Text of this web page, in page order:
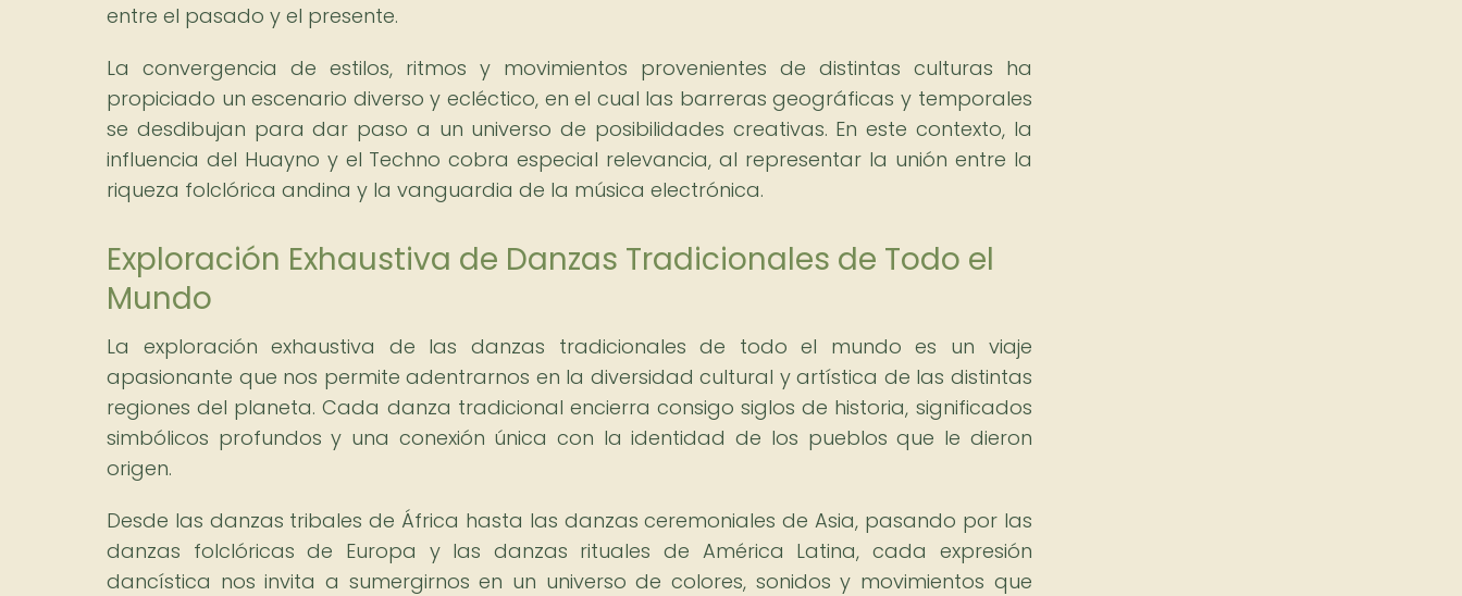
entre el pasado y el presente.
La convergencia de estilos, ritmos y movimientos provenientes de distintas culturas ha
propiciado un escenario diverso y ecléctico, en el cual las barreras geográficas y temporales
se desdibujan para dar paso a un universo de posibilidades creativas. En este contexto, la
influencia del Huayno y el Techno cobra especial relevancia, al representar la unión entre la
riqueza folclórica andina y la vanguardia de la música electrónica.
Exploración Exhaustiva de Danzas Tradicionales de Todo el
Mundo
La exploración exhaustiva de las danzas tradicionales de todo el mundo es un viaje
apasionante que nos permite adentrarnos en la diversidad cultural y artística de las distintas
regiones del planeta. Cada danza tradicional encierra consigo siglos de historia, significados
simbólicos profundos y una conexión única con la identidad de los pueblos que le dieron
origen.
Desde las danzas tribales de África hasta las danzas ceremoniales de Asia, pasando por las
danzas folclóricas de Europa y las danzas rituales de América Latina, cada expresión
dancística nos invita a sumergirnos en un universo de colores, sonidos y movimientos que